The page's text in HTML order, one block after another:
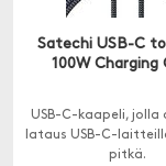
Satechi USB-C
100W Charging
USB-C-kaapeli, jolla
lataus USB-C-
pitkä.